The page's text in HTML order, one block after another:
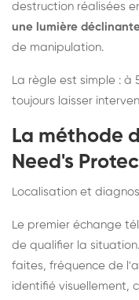
destruction réalisées
une lumière
de manipulation.
La règle est simple : à
toujours laisser
La méthode
Need's
Localisation et
Le premier échange
de qualifier la
faites, fréquence de
identifié visuellement,